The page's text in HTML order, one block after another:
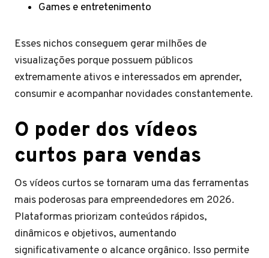
Games e entretenimento
Esses nichos conseguem gerar milhões de
visualizações porque possuem públicos
extremamente ativos e interessados em aprender,
consumir e acompanhar novidades constantemente.
O poder dos vídeos
curtos para vendas
Os vídeos curtos se tornaram uma das ferramentas
mais poderosas para empreendedores em 2026.
Plataformas priorizam conteúdos rápidos,
dinâmicos e objetivos, aumentando
significativamente o alcance orgânico. Isso permite